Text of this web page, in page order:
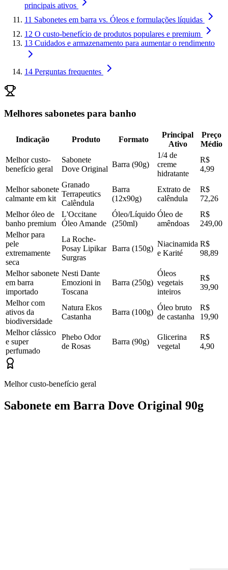
principais ativos
11 Sabonetes em barra vs. Óleos e formulações líquidas
12 O custo-benefício de produtos populares e premium
13 Cuidados e armazenamento para aumentar o rendimento
14 Perguntas frequentes
Melhores sabonetes para banho
Indicação Produto Formato
Principal
Ativo
Preço
Médio
Melhor custo-
benefício geral
Sabonete
Dove Original
Barra (90g)
1/4 de
creme
hidratante
R$
4,99
Melhor sabonete
calmante em kit
Granado
Terrapeutics
Calêndula
Barra
(12x90g)
Extrato de
calêndula
R$
72,26
Melhor óleo de
banho premium
L'Occitane
Óleo Amande
Óleo/Líquido
(250ml)
Óleo de
amêndoas
R$
249,00
Melhor para
pele
extremamente
seca
La Roche-
Posay Lipikar
Surgras
Barra (150g)
Niacinamida
e Karité
R$
98,89
Melhor sabonete
em barra
importado
Nesti Dante
Emozioni in
Toscana
Barra (250g)
Óleos
vegetais
inteiros
R$
39,90
Melhor com
ativos da
biodiversidade
Natura Ekos
Castanha
Barra (100g)
Óleo bruto
de castanha
R$
19,90
Melhor clássico
e super
perfumado
Phebo Odor
de Rosas
Barra (90g)
Glicerina
vegetal
R$
4,90
Melhor custo-benefício geral
Sabonete em Barra Dove Original 90g